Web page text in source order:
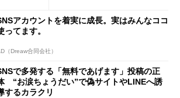
アカウントを着実に成長。実はみんなココ
ってます。
（Dreaw合同会社）
で多発する「無料であげます」投稿の正
“お涙ちょうだい”で偽サイトやLINEへ誘
するカラクリ